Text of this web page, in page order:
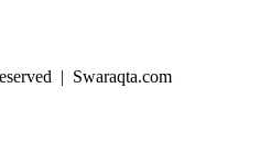
| Swaraqta.com